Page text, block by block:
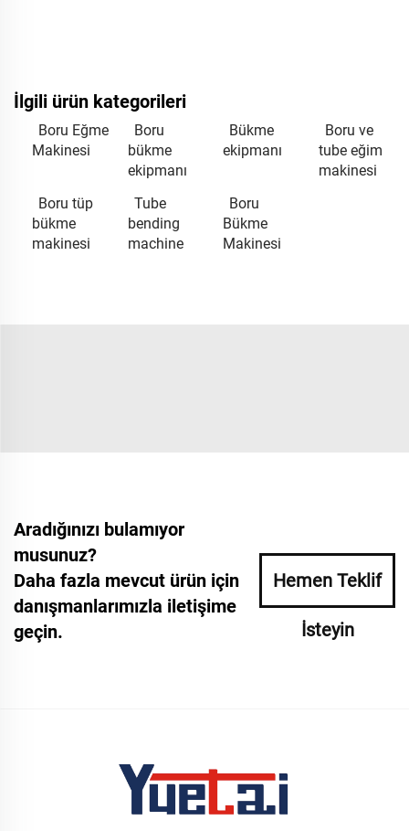
İlgili ürün kategorileri
Boru Eğme
Makinesi
Boru
bükme
ekipmanı
Bükme
ekipmanı
Boru ve
tube eğim
makinesi
Boru tüp
bükme
makinesi
Tube
bending
machine
Boru
Bükme
Makinesi
Aradığınızı bulamıyor
musunuz?
Daha fazla mevcut ürün için
danışmanlarımızla iletişime
geçin.
Hemen Teklif
İsteyin